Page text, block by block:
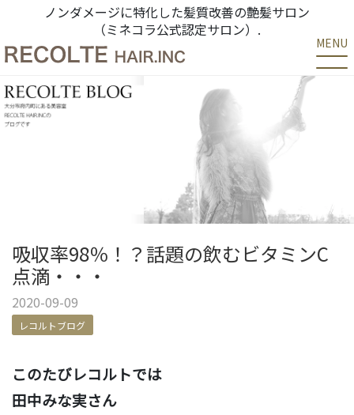
ノンダメージに特化した髪質改善の艶髪サロン
（ミネコラ公式認定サロン）.
MENU
吸収率98％！？話題の飲むビタミンC
点滴・・・
2020-09-09
レコルトブログ
このたびレコルトでは
田中みな実さん